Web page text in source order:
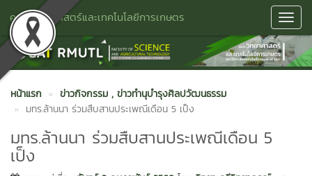
คณะวิทยาศาสตร์และเทคโนโลยีการเกษตร
หน้าแรก ข่าวกิจกรรม , ข่าวทำนุบำรุงศิลปวัฒนธรรม
มทร.ล้านนา ร่วมสืบสานประเพณีเดือน 5 เป็ง
มทร.ล้านนา ร่วมสืบสานประเพณีเดือน 5
เป็ง